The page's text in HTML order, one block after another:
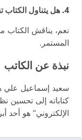
4. هل يتناول الكتاب تقنيات معينة في التعليم الإلكتروني؟
نعم، يناقش الكتاب
المستمر.
نبذة عن الكاتب
سعيد إسماعيل علي
كتاباته إلى تحسين
الإلكتروني” هو أحد